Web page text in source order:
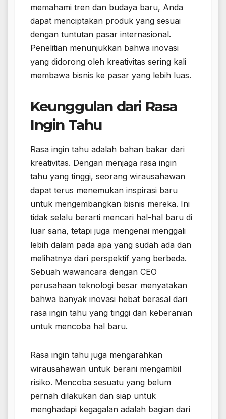
memahami tren dan budaya baru, Anda
dapat menciptakan produk yang sesuai
dengan tuntutan pasar internasional.
Penelitian menunjukkan bahwa inovasi
yang didorong oleh kreativitas sering kali
membawa bisnis ke pasar yang lebih luas.
Keunggulan dari Rasa
Ingin Tahu
Rasa ingin tahu adalah bahan bakar dari
kreativitas. Dengan menjaga rasa ingin
tahu yang tinggi, seorang wirausahawan
dapat terus menemukan inspirasi baru
untuk mengembangkan bisnis mereka. Ini
tidak selalu berarti mencari hal-hal baru di
luar sana, tetapi juga mengenai menggali
lebih dalam pada apa yang sudah ada dan
melihatnya dari perspektif yang berbeda.
Sebuah wawancara dengan CEO
perusahaan teknologi besar menyatakan
bahwa banyak inovasi hebat berasal dari
rasa ingin tahu yang tinggi dan keberanian
untuk mencoba hal baru.
Rasa ingin tahu juga mengarahkan
wirausahawan untuk berani mengambil
risiko. Mencoba sesuatu yang belum
pernah dilakukan dan siap untuk
menghadapi kegagalan adalah bagian dari